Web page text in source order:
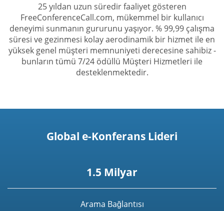
25 yıldan uzun süredir faaliyet gösteren
FreeConferenceCall.com, mükemmel bir kullanıcı
deneyimi sunmanın gururunu yaşıyor. % 99,99 çalışma
süresi ve gezinmesi kolay aerodinamik bir hizmet ile en
yüksek genel müşteri memnuniyeti derecesine sahibiz -
bunların tümü 7/24 ödüllü Müşteri Hizmetleri ile
desteklenmektedir.
Global e-Konferans Lideri
1.5 Milyar
Arama Bağlantısı